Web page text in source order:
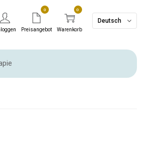
0
Preisangebot
0
Warenkorb
Deutsch